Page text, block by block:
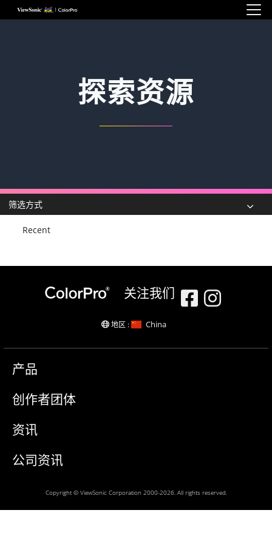
Skip to main content
探索资源
筛选方式
Recent
关注我们
地区 : China
产品
创作者团体
资讯
公司资讯
Copyright © ViewSonic Corporation 2000-2026. All rights reserved.